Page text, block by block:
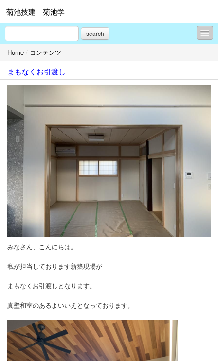
菊池技建｜菊池学
search
コンテンツ
プロフィール
Home / コンテンツ
まもなくお引渡し
みなさん、こんにちは。
私が担当しております新築現場が
まもなくお引渡しとなります。
真壁和室のあるよいいえとなっております。